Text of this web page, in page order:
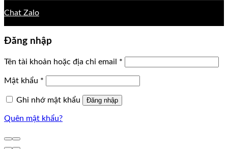
Chat Zalo
Đăng nhập
Tên tài khoản hoặc địa chỉ email *
Mật khẩu *
Ghi nhớ mật khẩu Đăng nhập
Quên mật khẩu?